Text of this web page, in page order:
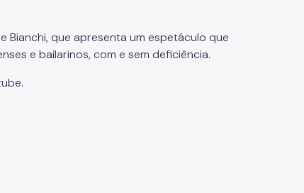
Bianchi, que apresenta um espetáculo que
e bailarinos, com e sem deficiência.